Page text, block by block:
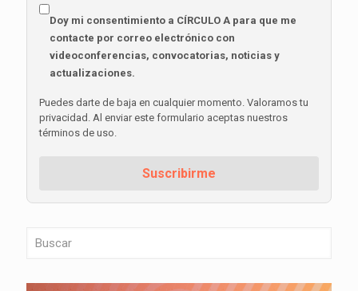
Doy mi consentimiento a CÍRCULO A para que me
contacte por correo electrónico con
videoconferencias, convocatorias, noticias y
actualizaciones.
Puedes darte de baja en cualquier momento. Valoramos tu
privacidad. Al enviar este formulario aceptas nuestros
términos de uso.